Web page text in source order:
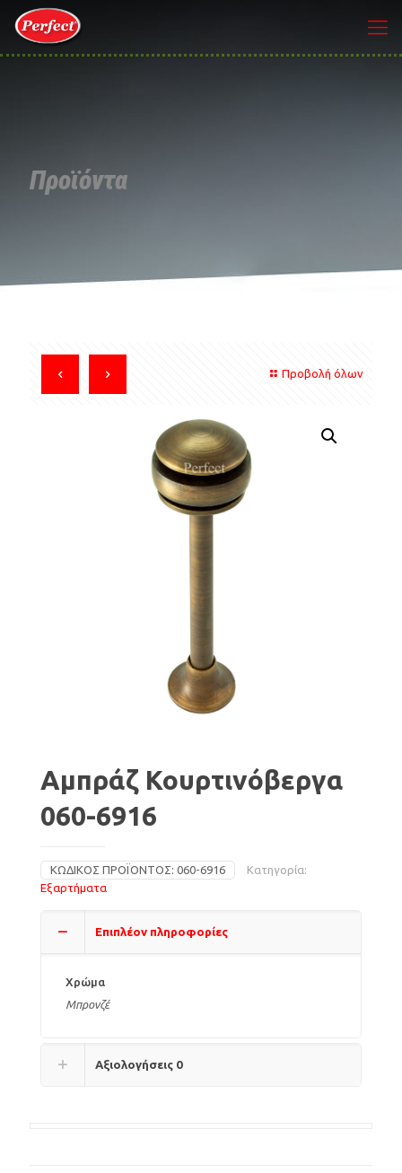
Προϊόντα
Προβολή όλων
Αμπράζ Κουρτινόβεργα
060-6916
ΚΩΔΙΚΌΣ ΠΡΟΪΌΝΤΟΣ: 060-6916
Κατηγορία:
Εξαρτήματα
Επιπλέον πληροφορίες
Χρώμα
Μπρονζέ
Αξιολογήσεις 0